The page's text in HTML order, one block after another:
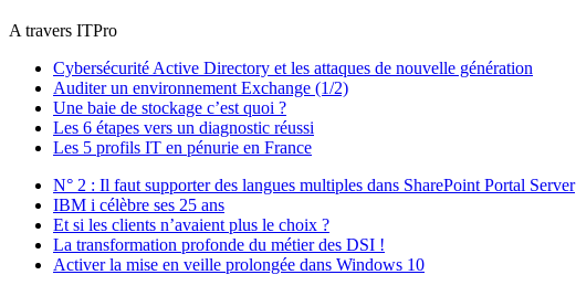
A travers ITPro
Cybersécurité Active Directory et les attaques de nouvelle génération
Auditer un environnement Exchange (1/2)
Une baie de stockage c’est quoi ?
Les 6 étapes vers un diagnostic réussi
Les 5 profils IT en pénurie en France
N° 2 : Il faut supporter des langues multiples dans SharePoint Portal Server
IBM i célèbre ses 25 ans
Et si les clients n’avaient plus le choix ?
La transformation profonde du métier des DSI !
Activer la mise en veille prolongée dans Windows 10